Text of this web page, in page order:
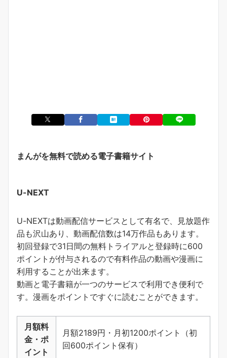
まんがを無料で読める電子書籍サイト
U-NEXT
U-NEXTは動画配信サービスとして有名で、見放題作
品も沢山あり、動画配信数は14万作品もあります。
初回登録で31日間の無料トライアルと登録時に600
ポイントが付与されるので有料作品の動画や漫画に
利用することが出来ます。
動画と電子書籍が一つのサービスで利用でき便利で
す。 漫画をポイントですぐに読むことができます。
月額料
金・ポ
イント
月額2189円・月初1200ポイント（初
回600ポイント保有）